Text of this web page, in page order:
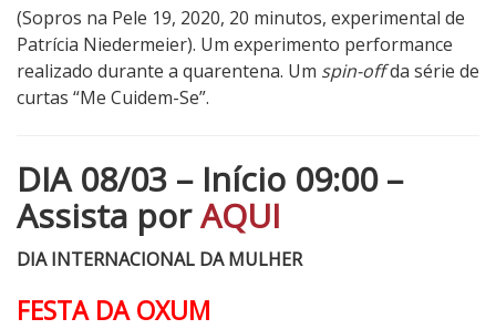
(Sopros na Pele 19, 2020, 20 minutos, experimental de
Patrícia Niedermeier). Um experimento performance
realizado durante a quarentena. Um spin-offda série de
curtas “Me Cuidem-Se”.
DIA 08/03 – Início 09:00 –
Assista porAQUI
DIA INTERNACIONAL DA MULHER
FESTA DA OXUM